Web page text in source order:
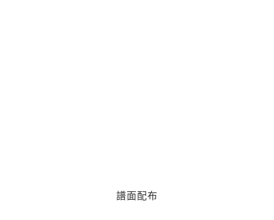
譜面配布